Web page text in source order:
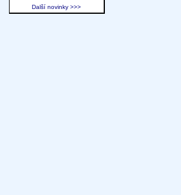
Další novinky >>>